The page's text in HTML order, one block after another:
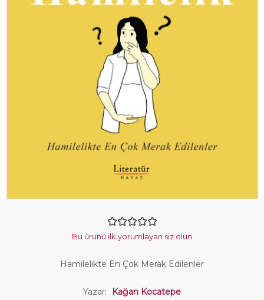
Bu ürünü ilk yorumlayan siz olun
Hamilelikte En Çok Merak Edilenler
Yazar: Kağan Kocatepe